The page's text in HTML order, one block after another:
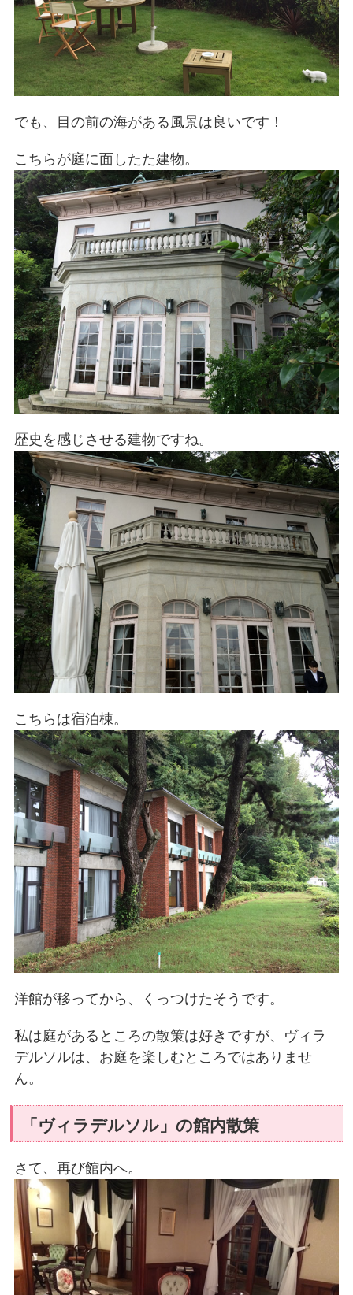
でも、目の前の海がある風景は良いです！
こちらが庭に面したた建物。
歴史を感じさせる建物ですね。
こちらは宿泊棟。
洋館が移ってから、くっつけたそうです。
私は庭があるところの散策は好きですが、ヴィラ
デルソルは、お庭を楽しむところではありませ
ん。
「ヴィラデルソル」の館内散策
さて、再び館内へ。